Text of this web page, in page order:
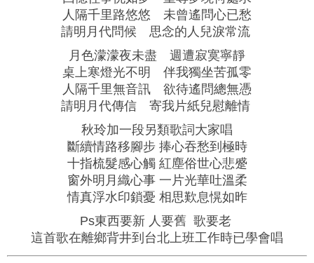
人隔千里路悠悠 未曾遙問心已愁
請明月代問候 思念的人兒淚常流
月色濛濛夜未盡 週遭寂寞寧靜
桌上寒燈光不明 伴我獨坐苦孤零
人隔千里無音訊 欲待遙問總無憑
請明月代傳信 寄我片紙兒慰離情
秋玲加一段另類歌詞大家唱
斷續情路移腳步 捧心吞愁到極時
十指梳髮感心觸 紅塵俗世心悲蹙
窗外明月織心事 一片光華吐溫柔
情真浮水印鎖憂 相思歎息愰如昨
Ps東西要新 人要舊 歌要老
這首歌在離鄉背井到台北上班工作時已學會唱